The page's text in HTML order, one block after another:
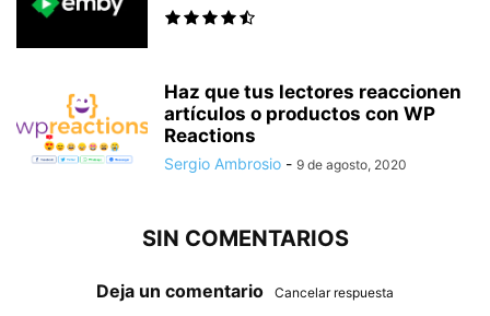
Haz que tus lectores reaccionen
artículos o productos con WP
Reactions
Sergio Ambrosio - 9 de agosto, 2020
SIN COMENTARIOS
Deja un comentario Cancelar respuesta